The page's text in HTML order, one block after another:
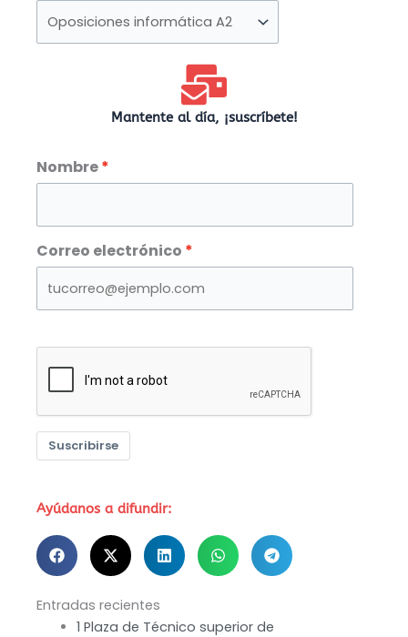
categorías
Mantente al día, ¡suscríbete!
Nombre
Correo electrónico
Suscribirse
Ayúdanos a difundir:
Entradas recientes
1 Plaza de Técnico superior de